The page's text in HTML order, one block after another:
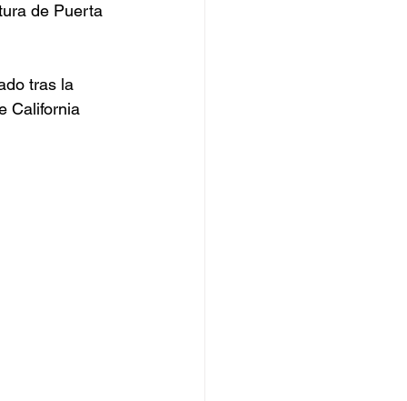
de Puerta
tras la
California